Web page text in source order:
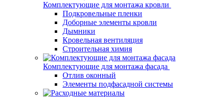
Комплектующие для монтажа кровли
Подкровельные пленки
Доборные элементы кровли
Дымники
Кровельная вентиляция
Строительная химия
Комплектующие для монтажа фасада
Отлив оконный
Элементы подфасадной системы